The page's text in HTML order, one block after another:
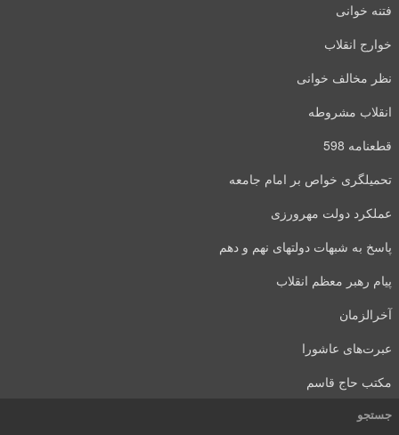
فتنه خوانی
خوارج انقلاب
نظر مخالف خوانی
انقلاب مشروطه
قطعنامه 598
تحمیلگری خواص بر امام جامعه
عملکرد دولت مهرورزی
پاسخ به شبهات دولتهای نهم و دهم
پیام رهبر معظم انقلاب
آخرالزمان
عبرت‌های عاشورا
مکتب حاج قاسم
جستجو